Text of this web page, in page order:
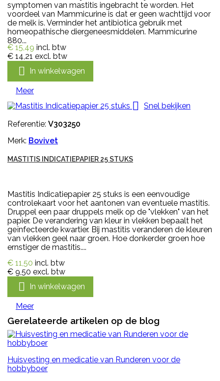
symptomen van mastitis ingebracht te worden. Het
voordeel van Mammicurine is dat er geen wachttijd voor
de melk is. Verminder het antibiotica gebruik met
homeopathische diergeneesmiddelen. Mammicurine
880...
€ 15,49 incl. btw
€ 14,21 excl. btw
 In winkelwagen
Meer

Snel bekijken
Referentie: V303250
Merk: Bovivet
MASTITIS INDICATIEPAPIER 25 STUKS
Mastitis Indicatiepapier 25 stuks is een eenvoudige
controlekaart voor het aantonen van eventuele mastitis.
Druppel een paar druppels melk op de "vlekken" van het
papier. De verandering van kleur in vlekken bepaalt het
geïnfecteerde kwartier. Bij mastitis veranderen de kleuren
van vlekken geel naar groen. Hoe donkerder groen hoe
ernstiger de mastitis....
€ 11,50 incl. btw
€ 9,50 excl. btw
 In winkelwagen
Meer
Gerelateerde artikelen op de blog
Huisvesting en medicatie van Runderen voor de
hobbyboer